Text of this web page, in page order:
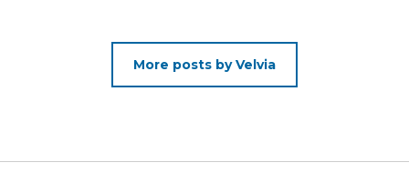
More posts by Velvia